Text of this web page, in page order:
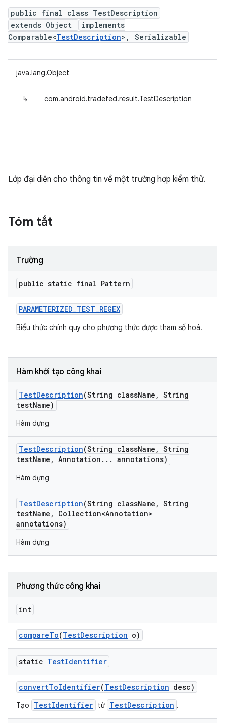
public final class TestDescription
extends Object
implements
Comparable<TestDescription>, Serializable
java.lang.Object
↳ com.android.tradefed.result.TestDescription
Lớp đại diện cho thông tin về một trường hợp kiểm thử.
Tóm tắt
Trường
public static final Pattern
PARAMETERIZED_TEST_REGEX
Biểu thức chính quy cho phương thức được tham số hoá.
Hàm khởi tạo công khai
TestDescription(String className , String
testName)
Hàm dựng
TestDescription(String className , String
testName , Annotation . . . annotations)
Hàm dựng
TestDescription(String className , String
testName ,
Collection<Annotation>
annotations)
Hàm dựng
Phương thức công khai
int
compareTo(TestDescription o)
static TestIdentifier
convertToIdentifier(TestDescription desc)
Tạo TestIdentifier từ TestDescription .